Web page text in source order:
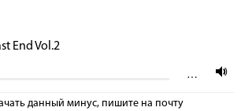
End Vol.2
…
данный минус, пишите на почту